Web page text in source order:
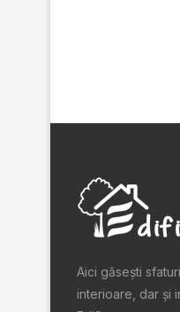
Aici găsești
interioare, dar și